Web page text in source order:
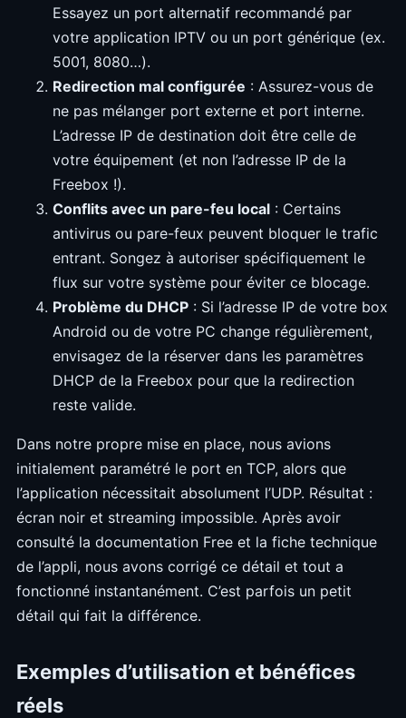
Essayez un port alternatif recommandé par
votre application IPTV ou un port générique (ex.
5001, 8080…).
Redirection mal configurée : Assurez-vous de
ne pas mélanger port externe et port interne.
L’adresse IP de destination doit être celle de
votre équipement (et non l’adresse IP de la
Freebox !).
Conflits avec un pare-feu local : Certains
antivirus ou pare-feux peuvent bloquer le trafic
entrant. Songez à autoriser spécifiquement le
flux sur votre système pour éviter ce blocage.
Problème du DHCP : Si l’adresse IP de votre box
Android ou de votre PC change régulièrement,
envisagez de la réserver dans les paramètres
DHCP de la Freebox pour que la redirection
reste valide.
Dans notre propre mise en place, nous avions
initialement paramétré le port en TCP, alors que
l’application nécessitait absolument l’UDP. Résultat :
écran noir et streaming impossible. Après avoir
consulté la documentation Free et la fiche technique
de l’appli, nous avons corrigé ce détail et tout a
fonctionné instantanément. C’est parfois un petit
détail qui fait la différence.
Exemples d’utilisation et bénéfices
réels